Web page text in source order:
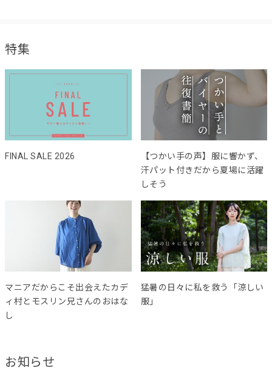
特集
FINAL SALE 2026
【つかい手の声】服に響かず、
汗パット付きだから夏場に活躍
しそう
マニアだからこそ出会えたカデ
ィ村とモスリン兄さんのおはな
し
猛暑の日々に私を救う「涼しい
服」
お知らせ